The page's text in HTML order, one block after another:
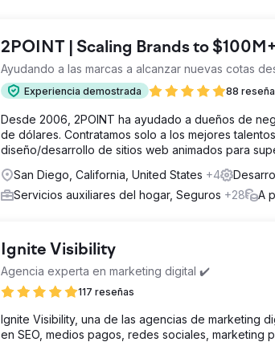
2POINT | Scaling Brands to $100M+
Ayudando a las marcas a alcanzar nuevas cotas
Experiencia demostrada 88
Desde 2006, 2POINT ha ayudado a dueños de
de dólares. Contratamos solo a los mejores
diseño/desarrollo de sitios web animados para
San Diego, California, United States +4
Servicios auxiliares del hogar, Seguros +28 A
Ignite Visibility
Agencia experta en marketing digital ✔️
117 reseñas
Ignite Visibility, una de las agencias de marketing
en SEO, medios pagos, redes sociales, marketing